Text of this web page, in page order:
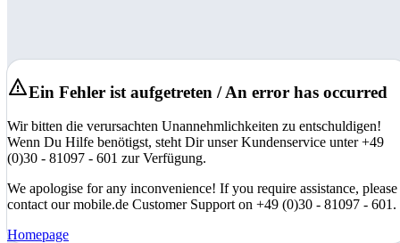
Ein Fehler ist aufgetreten / An error has occurred
Wir bitten die verursachten Unannehmlichkeiten zu entschuldigen!
Wenn Du Hilfe benötigst, steht Dir unser Kundenservice unter +49
(0)30 - 81097 - 601 zur Verfügung.
We apologise for any inconvenience! If you require assistance, please
contact our mobile.de Customer Support on +49 (0)30 - 81097 - 601.
Homepage